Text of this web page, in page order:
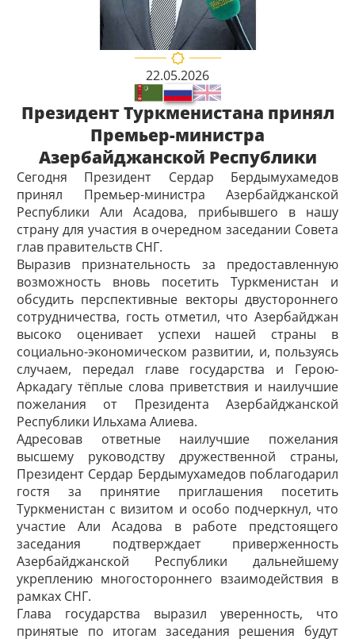
22.05.2026
Президент Туркменистана принял
Премьер-министра
Азербайджанской Республики
Сегодня Президент Сердар Бердымухамедов
принял Премьер-министра Азербай­джанской
Республики Али Асадова, прибывшего в нашу
страну для участия в очередном заседании Совета
глав правительств СНГ.
Выразив признательность за предоставленную
возможность вновь посетить Туркменистан и
обсудить перспективные векторы двустороннего
сотрудничества, гость отметил, что Азербайджан
высоко оценивает успехи нашей страны в
социально-экономическом развитии, и, пользуясь
случаем, передал главе государства и Герою-
Аркадагу тёплые слова приветствия и наилучшие
пожелания от Президента Азербайджанской
Республики Ильхама Алиева.
Адресовав ответные наилучшие пожелания
высшему руководству дружественной страны,
Президент Сердар Бердымухамедов поблагодарил
гостя за принятие приглашения посетить
Туркменистан с визитом и особо подчеркнул, что
участие Али Асадова в работе предстоящего
заседания подтверждает приверженность
Азербайджанской Республики дальнейшему
укреплению многостороннего взаимодействия в
рамках СНГ.
Глава государства выразил уверенность, что
принятые по итогам заседания решения будут